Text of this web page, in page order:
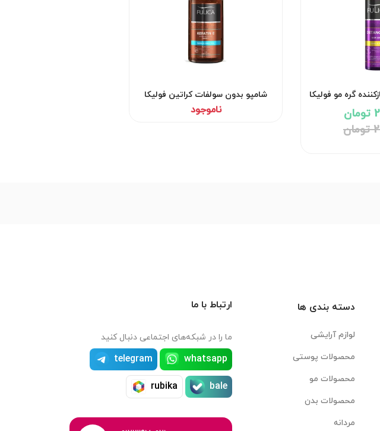
گره مو فولیکا شامپو بدون سولفات کراتین فولیکا
ناموجود
دسته بندی ها
لوازم آرایشی
محصولات پوستی
محصولات مو
محصولات بدن
مردانه
ارتباط با ما
ما را در شبکه‌های اجتماعی دنبال کنید
whatsapp
telegram
bale
rubika